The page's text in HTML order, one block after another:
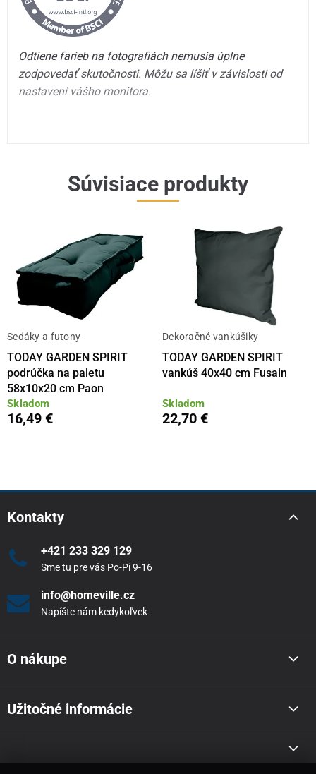
Odtiene farieb na fotografiách nemusia úplne
zodpovedať skutočnosti. Môžu sa líšiť v závislosti od
nastavení vášho monitora.
Súvisiace produkty
Sedáky a futony
TODAY GARDEN SPIRIT
podrúčka na paletu
58x10x20 cm Paon
Skladom
16,49 €
Dekoračné vankúšiky
TODAY GARDEN SPIRIT
vankúš 40x40 cm Fusain
Skladom
22,70 €
Kontakty
+421 233 329 129
Sme tu pre vás Po-Pi 9-16
info@homeville.cz
Napíšte nám kedykoľvek
O nákupe
Užitočné informácie